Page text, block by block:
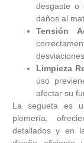
desgaste o
daños al
Tensión
Limpieza
uso
afectar su
La segueta es
plomería,
detallados y en